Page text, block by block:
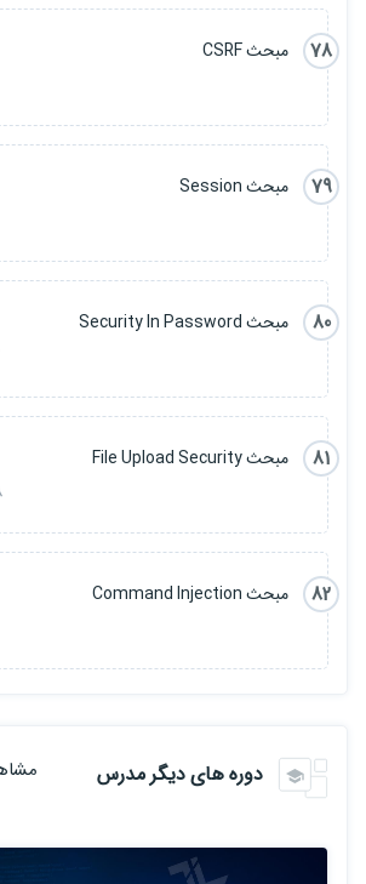
78
مبحث CSRF
79
مبحث Session
80
مبحث Security In Password
81
مبحث File Upload Security
82
مبحث Command Injection
دوره های دیگر مدرس